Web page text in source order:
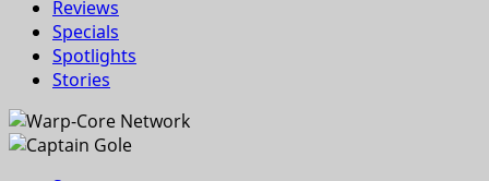
Reviews
Specials
Spotlights
Stories